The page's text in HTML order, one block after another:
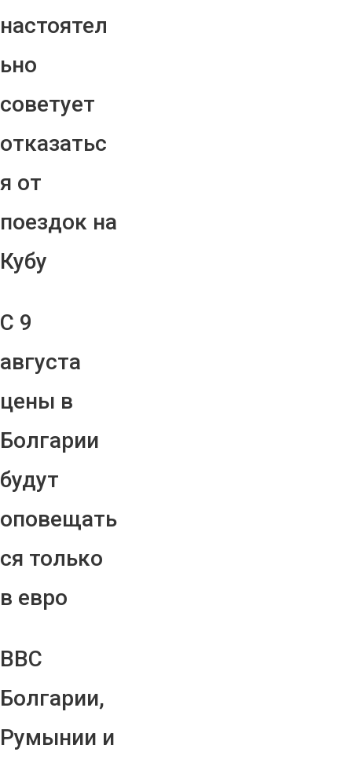
настоятел
ьно
советует
отказатьс
я от
поездок на
Кубу
С 9
августа
цены в
Болгарии
будут
оповещать
ся только
в евро
ВВС
Болгарии,
Румынии и